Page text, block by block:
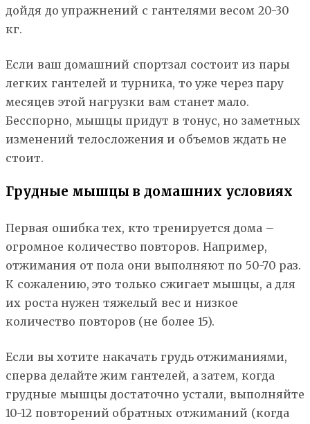
дойдя до упражнений с гантелями весом 20-30
кг.
Если ваш домашний спортзал состоит из пары
легких гантелей и турника, то уже через пару
месяцев этой нагрузки вам станет мало.
Бесспорно, мышцы придут в тонус, но заметных
изменений телосложения и объемов ждать не
стоит.
Грудные мышцы в домашних условиях
Первая ошибка тех, кто тренируется дома –
огромное количество повторов. Например,
отжимания от пола они выполняют по 50-70 раз.
К сожалению, это только сжигает мышцы, а для
их роста нужен тяжелый вес и низкое
количество повторов (не более 15).
Если вы хотите накачать грудь отжиманиями,
сперва делайте жим гантелей, а затем, когда
грудные мышцы достаточно устали, выполняйте
10-12 повторений обратных отжиманий (когда